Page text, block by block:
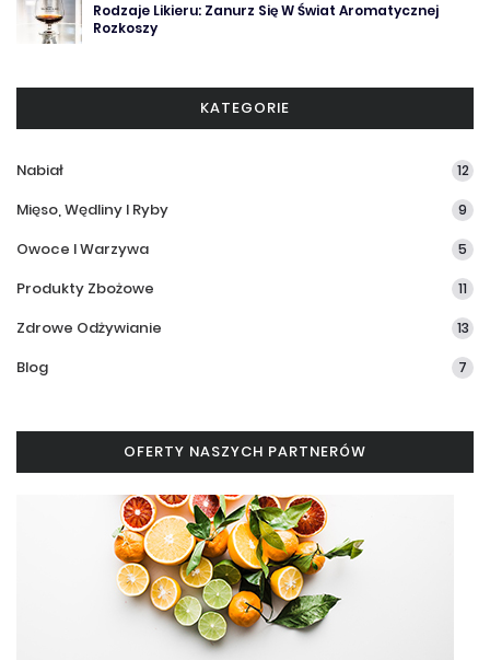
Rodzaje Likieru: Zanurz Się W Świat Aromatycznej
Rozkoszy
KATEGORIE
Nabiał 12
Mięso, Wędliny I Ryby 9
Owoce I Warzywa 5
Produkty Zbożowe 11
Zdrowe Odżywianie 13
Blog 7
OFERTY NASZYCH PARTNERÓW